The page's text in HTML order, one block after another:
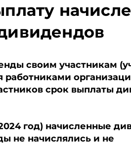
своим участникам
срок выплаты
год) начисленные
не начислялись и не